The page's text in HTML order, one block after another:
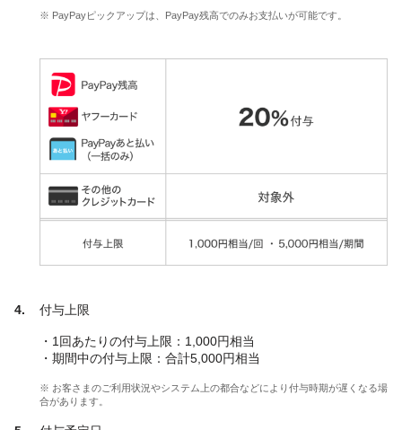
※ PayPayピックアップは、PayPay残高でのみお支払いが可能です。
付与上限
・1回あたりの付与上限：1,000円相当
・期間中の付与上限：合計5,000円相当
※ お客さまのご利用状況やシステム上の都合などにより付与時期が遅くなる場
合があります。